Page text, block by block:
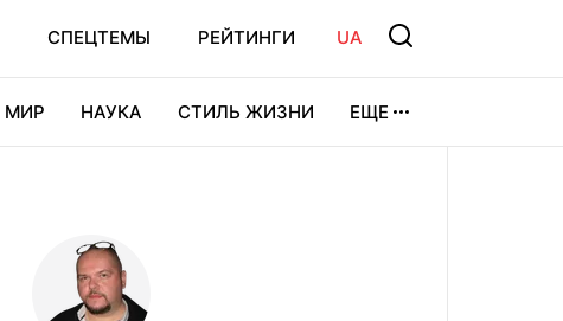
СПЕЦТЕМЫ РЕЙТИНГИ UA
МИР НАУКА СТИЛЬ ЖИЗНИ ЕЩЕ